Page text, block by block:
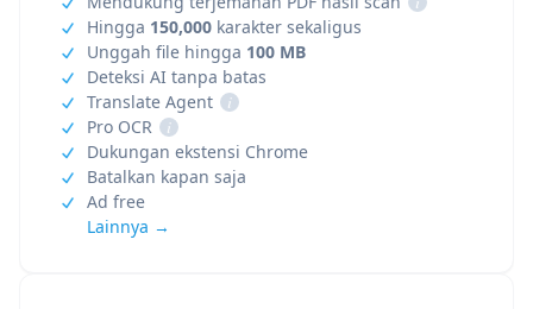
Hingga 150,000 karakter sekaligus
Unggah file hingga 100 MB
Deteksi AI tanpa batas
Translate Agent
i
Pro OCR
i
Dukungan ekstensi Chrome
Batalkan kapan saja
Ad free
Lainnya →